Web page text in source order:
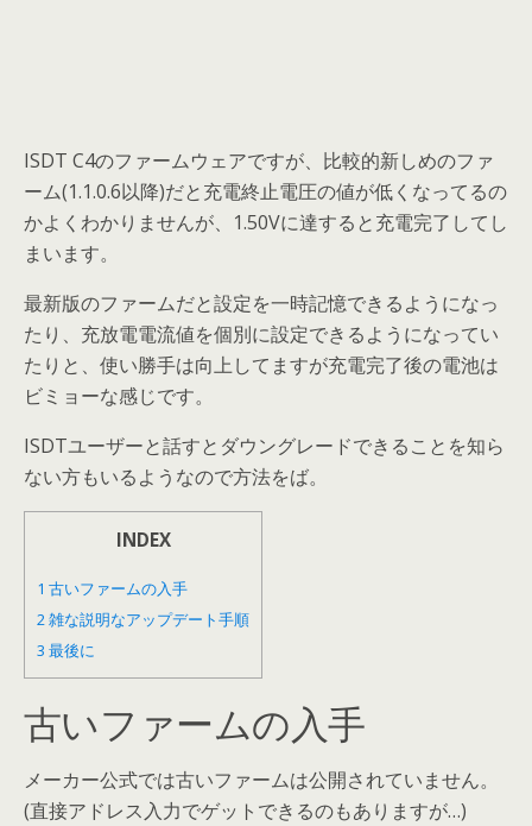
ISDT C4のファームウェアですが、比較的新しめのファ
ーム(1.1.0.6以降)だと充電終止電圧の値が低くなってるの
かよくわかりませんが、1.50Vに達すると充電完了してし
まいます。
最新版のファームだと設定を一時記憶できるようになっ
たり、充放電電流値を個別に設定できるようになってい
たりと、使い勝手は向上してますが充電完了後の電池は
ビミョーな感じです。
ISDTユーザーと話すとダウングレードできることを知ら
ない方もいるようなので方法をば。
INDEX
1 古いファームの入手
2雑な説明なアップデート手順
3 最後に
古いファームの入手
メーカー公式では古いファームは公開されていません。
(直接アドレス入力でゲットできるのもありますが…)